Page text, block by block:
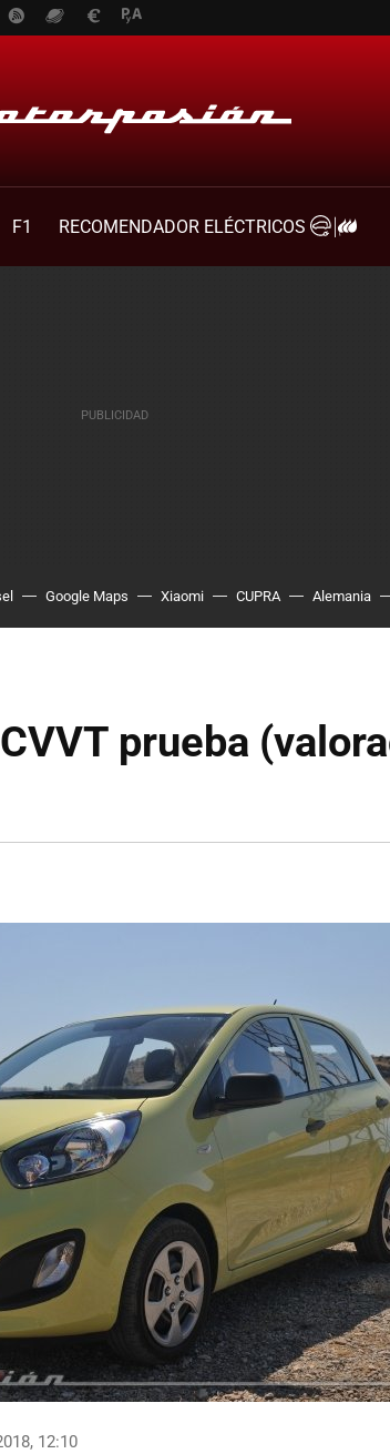
F1
RECOMENDADOR ELÉCTRICOS
Google Maps Xiaomi CUPRA Alemania
prueba
12:10